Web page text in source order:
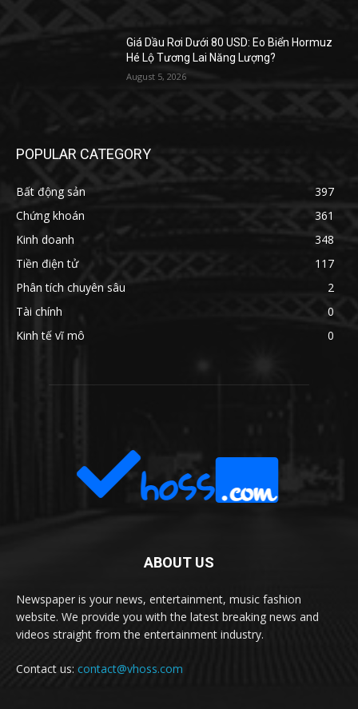
Giá Dầu Rơi Dưới 80 USD: Eo Biển Hormuz
Hé Lộ Tương Lai Năng Lượng?
August 5, 2026
POPULAR CATEGORY
Bất động sản
397
Chứng khoán
361
Kinh doanh
348
Tiền điện tử
117
Phân tích chuyên sâu
2
Tài chính
0
Kinh tế vĩ mô
0
ABOUT US
Newspaper is your news, entertainment, music fashion
website. We provide you with the latest breaking news and
videos straight from the entertainment industry.
Contact us: contact@vhoss.com